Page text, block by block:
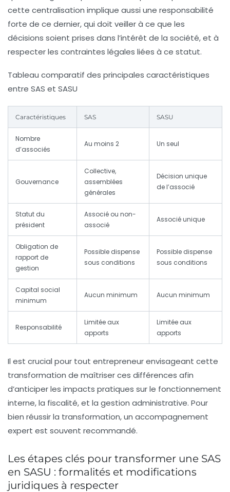
cette centralisation implique aussi une responsabilité
forte de ce dernier, qui doit veiller à ce que les
décisions soient prises dans l’intérêt de la société, et à
respecter les contraintes légales liées à ce statut.
Tableau comparatif des principales caractéristiques
entre SAS et SASU
Caractéristiques SAS SASU
Nombre
d’associés
Au moins 2 Un seul
Gouvernance
Collective,
assemblées
générales
Décision unique
de l’associé
Statut du
président
Associé ou non-
associé
Associé unique
Obligation de
rapport de
gestion
Possible dispense
sous conditions
Possible dispense
sous conditions
Capital social
minimum
Aucun minimum Aucun minimum
Responsabilité
Limitée aux
apports
Limitée aux
apports
Il est crucial pour tout entrepreneur envisageant cette
transformation de maîtriser ces différences afin
d’anticiper les impacts pratiques sur le fonctionnement
interne, la fiscalité, et la gestion administrative. Pour
bien réussir la transformation, un accompagnement
expert est souvent recommandé.
Les étapes clés pour transformer une SAS
en SASU : formalités et modifications
juridiques à respecter